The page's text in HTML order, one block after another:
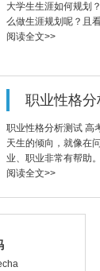
大学生生涯如何规划
么做生涯规划呢？且
阅读全文>>
职业性格
职业性格分析测试 高
天生的倾向，就像在
业、职业非常有帮助
阅读全文>>